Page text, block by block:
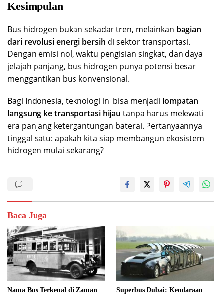
Kesimpulan
Bus hidrogen bukan sekadar tren, melainkan bagian
dari revolusi energi bersih di sektor transportasi.
Dengan emisi nol, waktu pengisian singkat, dan daya
jelajah panjang, bus hidrogen punya potensi besar
menggantikan bus konvensional.
Bagi Indonesia, teknologi ini bisa menjadi lompatan
langsung ke transportasi hijau tanpa harus melewati
era panjang ketergantungan baterai. Pertanyaannya
tinggal satu: apakah kita siap membangun ekosistem
hidrogen mulai sekarang?
Baca Juga
Nama Bus Terkenal di Zaman
Superbus Dubai: Kendaraan